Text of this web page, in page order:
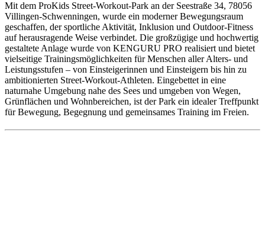
Mit dem ProKids Street-Workout-Park an der Seestraße 34, 78056
Villingen-Schwenningen, wurde ein moderner Bewegungsraum
geschaffen, der sportliche Aktivität, Inklusion und Outdoor-Fitness
auf herausragende Weise verbindet. Die großzügige und hochwertig
gestaltete Anlage wurde von KENGURU PRO realisiert und bietet
vielseitige Trainingsmöglichkeiten für Menschen aller Alters- und
Leistungsstufen – von Einsteigerinnen und Einsteigern bis hin zu
ambitionierten Street-Workout-Athleten. Eingebettet in eine
naturnahe Umgebung nahe des Sees und umgeben von Wegen,
Grünflächen und Wohnbereichen, ist der Park ein idealer Treffpunkt
für Bewegung, Begegnung und gemeinsames Training im Freien.